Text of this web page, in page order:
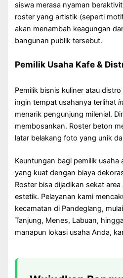
siswa merasa nyaman
roster yang artistik (seperti
akan menambah keagungan
bangunan publik tersebut.
Pemilik Usaha Kafe &
Pemilik bisnis kuliner atau
ingin tempat usahanya terlihat
menarik pengunjung milenial.
membosankan. Roster beton
latar belakang foto yang unik
Keuntungan bagi pemilik usaha
yang kuat dengan biaya
Roster bisa dijadikan sekat area
estetik. Pelayanan kami
kecamatan di Pandeglang,
Tanjung, Menes, Labuan,
manapun lokasi usaha Anda,